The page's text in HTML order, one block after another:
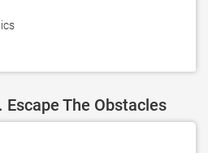
Escape The Obstacles